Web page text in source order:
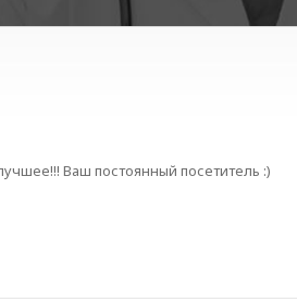
Ваш постоянный посетитель :)